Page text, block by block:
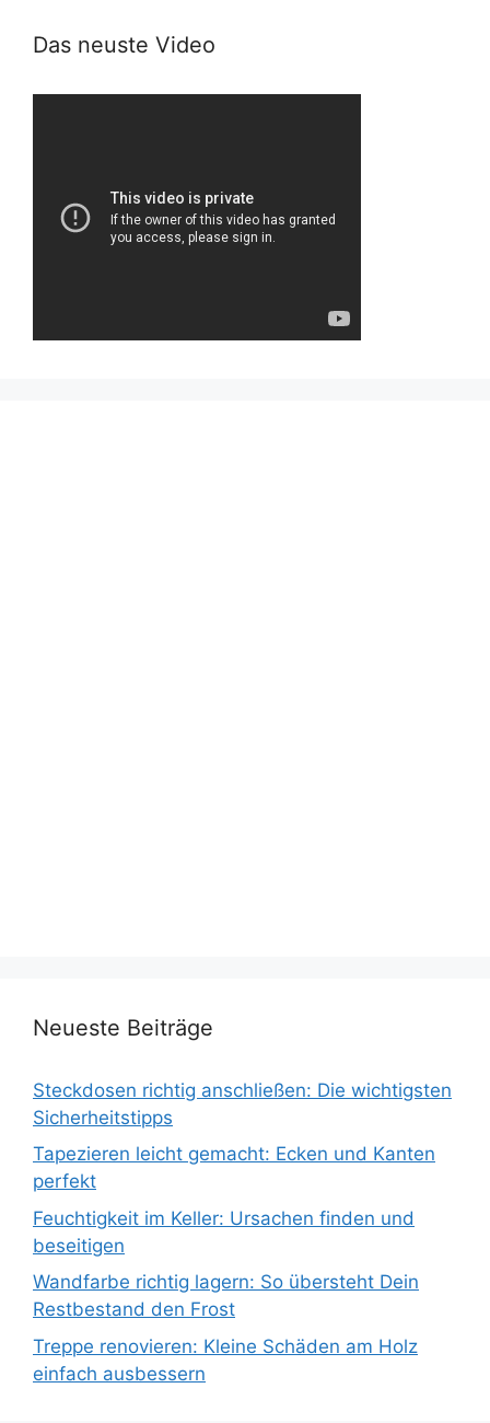
Das neuste Video
Neueste Beiträge
Steckdosen richtig anschließen: Die wichtigsten
Sicherheitstipps
Tapezieren leicht gemacht: Ecken und Kanten
perfekt
Feuchtigkeit im Keller: Ursachen finden und
beseitigen
Wandfarbe richtig lagern: So übersteht Dein
Restbestand den Frost
Treppe renovieren: Kleine Schäden am Holz
einfach ausbessern